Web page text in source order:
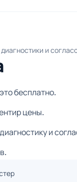
и
бесплатно.
цены.
и